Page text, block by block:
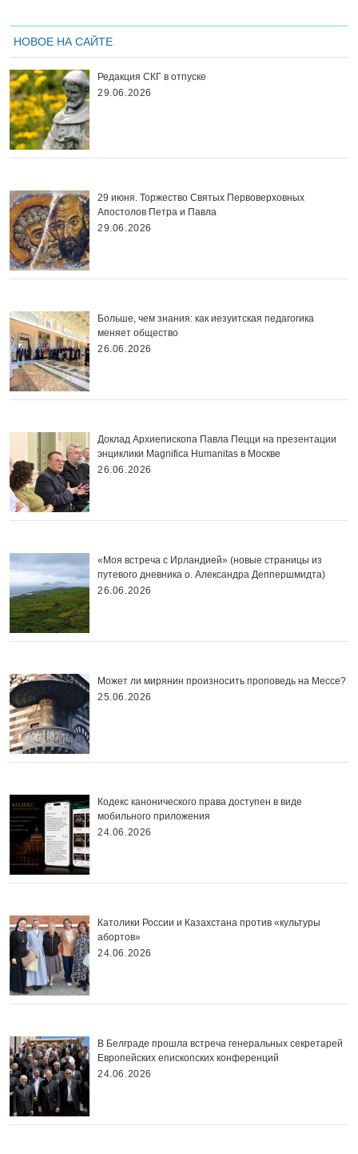
НОВОЕ НА САЙТЕ
Редакция СКГ в отпуске
29.06.2026
29 июня. Торжество Святых Первоверховных
Апостолов Петра и Павла
29.06.2026
Больше, чем знания: как иезуитская педагогика
меняет общество
26.06.2026
Доклад Архиепископа Павла Пецци на презентации
энциклики Magnifica Нumanitas в Москве
26.06.2026
«Моя встреча с Ирландией» (новые страницы из
путевого дневника о. Александра Деппершмидта)
26.06.2026
Может ли мирянин произносить проповедь на Мессе?
25.06.2026
Кодекс канонического права доступен в виде
мобильного приложения
24.06.2026
Католики России и Казахстана против «культуры
абортов»
24.06.2026
В Белграде прошла встреча генеральных секретарей
Европейских епископских конференций
24.06.2026